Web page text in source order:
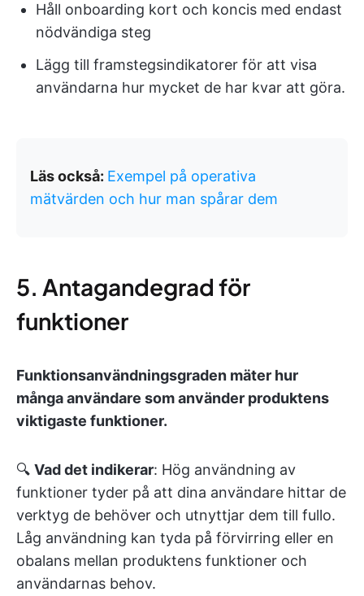
Håll onboarding kort och koncis med endast
nödvändiga steg
Lägg till framstegsindikatorer för att visa
användarna hur mycket de har kvar att göra.
Läs också: Exempel på operativa
mätvärden och hur man spårar dem
5. Antagandegrad för
funktioner
Funktionsanvändningsgraden mäter hur
många användare som använder produktens
viktigaste funktioner.
🔍 Vad det indikerar: Hög användning av
funktioner tyder på att dina användare hittar de
verktyg de behöver och utnyttjar dem till fullo.
Låg användning kan tyda på förvirring eller en
obalans mellan produktens funktioner och
användarnas behov.